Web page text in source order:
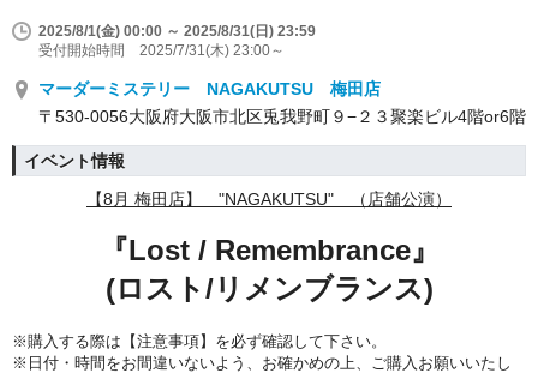
2025/8/1(金) 00:00 ～ 2025/8/31(日) 23:59
受付開始時間 2025/7/31(木) 23:00～
マーダーミステリー NAGAKUTSU 梅田店
〒530-0056大阪府大阪市北区兎我野町９−２３聚楽ビル4階or6階
イベント情報
【8 月 梅田店】 "NAGAKUTSU" （店舗公演）
『Lost / Remembrance』
(ロスト/リメンブランス)
※購入する際は【注意事項】を必ず確認して下さい。
※日付・時間をお間違いないよう、 お確かめの上、ご購入お願いいたし